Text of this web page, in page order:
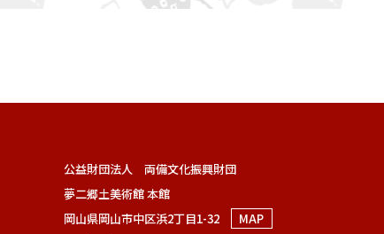
公益財団法人 両備文化振興財団
夢二郷土美術館 本館
岡山県岡山市中区浜2丁目1-32
MAP